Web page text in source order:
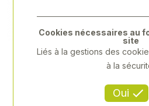
Oui
Cookies nécessaires au
site
Liés à la gestions des
à la